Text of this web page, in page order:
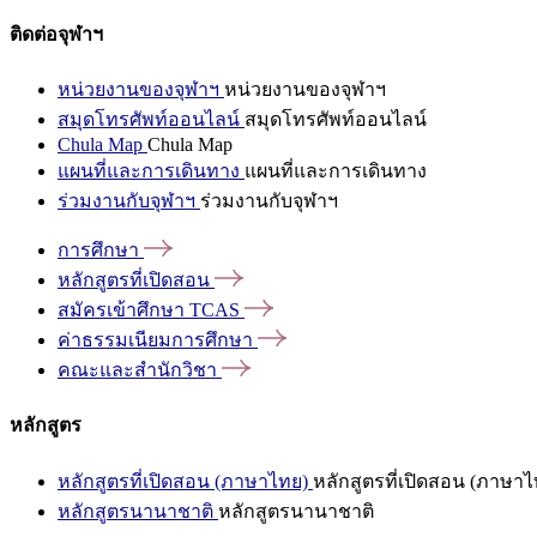
ติดต่อจุฬาฯ
หน่วยงานของจุฬาฯ หน่วยงานของจุฬาฯ
สมุดโทรศัพท์ออนไลน์ สมุดโทรศัพท์ออนไลน์
Chula Map Chula Map
แผนที่และการเดินทาง แผนที่และการเดินทาง
ร่วมงานกับจุฬาฯ ร่วมงานกับจุฬาฯ
การศึกษา
หลักสูตรที่เปิดสอน
สมัครเข้าศึกษา TCAS
ค่าธรรมเนียมการศึกษา
คณะและสำนักวิชา
หลักสูตร
หลักสูตรที่เปิดสอน (ภาษาไทย) หลักสูตรที่เปิดสอน (ภาษาไ
หลักสูตรนานาชาติ หลักสูตรนานาชาติ